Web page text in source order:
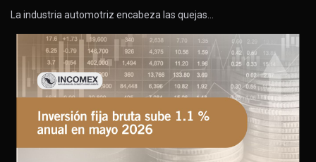
La industria automotriz encabeza las quejas…